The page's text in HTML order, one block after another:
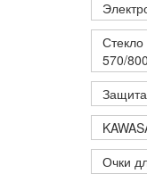
570/
Очки